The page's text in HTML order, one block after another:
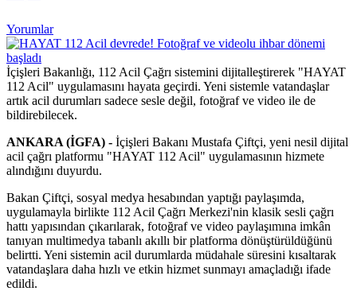
Yorumlar
İçişleri Bakanlığı, 112 Acil Çağrı sistemini dijitalleştirerek "HAYAT
112 Acil" uygulamasını hayata geçirdi. Yeni sistemle vatandaşlar
artık acil durumları sadece sesle değil, fotoğraf ve video ile de
bildirebilecek.
ANKARA (İGFA) - İçişleri Bakanı Mustafa Çiftçi, yeni nesil dijital
acil çağrı platformu "HAYAT 112 Acil" uygulamasının hizmete
alındığını duyurdu.
Bakan Çiftçi, sosyal medya hesabından yaptığı paylaşımda,
uygulamayla birlikte 112 Acil Çağrı Merkezi'nin klasik sesli çağrı
hattı yapısından çıkarılarak, fotoğraf ve video paylaşımına imkân
tanıyan multimedya tabanlı akıllı bir platforma dönüştürüldüğünü
belirtti. Yeni sistemin acil durumlarda müdahale süresini kısaltarak
vatandaşlara daha hızlı ve etkin hizmet sunmayı amaçladığı ifade
edildi.